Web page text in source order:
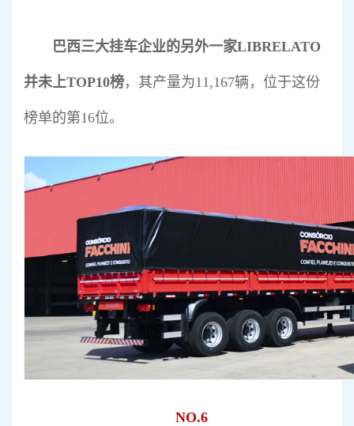
巴西三大挂车企业的另外一家LIBRELATO
并未上TOP10榜，其产量为11,167辆，位于这份
榜单的第16位。
NO.6